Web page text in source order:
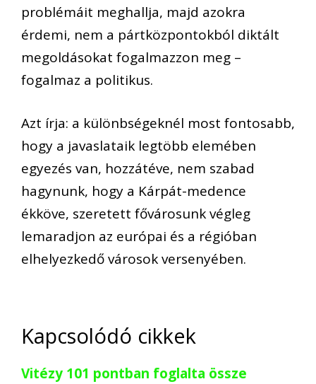
problémáit meghallja, majd azokra
érdemi, nem a pártközpontokból diktált
megoldásokat fogalmazzon meg –
fogalmaz a politikus.
Azt írja: a különbségeknél most fontosabb,
hogy a javaslataik legtöbb elemében
egyezés van, hozzátéve, nem szabad
hagynunk, hogy a Kárpát-medence
ékköve, szeretett fővárosunk végleg
lemaradjon az európai és a régióban
elhelyezkedő városok versenyében.
Kapcsolódó cikkek
Vitézy 101 pontban foglalta össze